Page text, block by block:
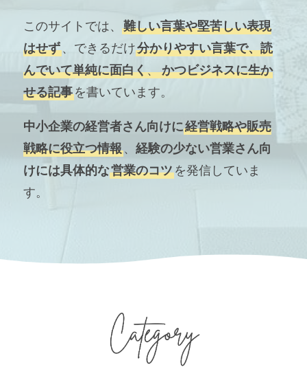
このサイトでは、難しい言葉や堅苦しい表現
はせず、できるだけ分かりやすい言葉で、読
んでいて単純に面白く、 かつビジネスに生か
せる記事を書いています。
中小企業の経営者さん向けに経営戦略や販売
戦略に役立つ情報、経験の少ない営業さん向
けには具体的な営業のコツを発信していま
す。